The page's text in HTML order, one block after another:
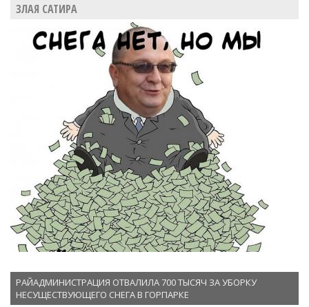
ЗЛАЯ САТИРА
РАЙАДМИНИСТРАЦИЯ ОТВАЛИЛА 700 ТЫСЯЧ ЗА УБОРКУ
НЕСУЩЕСТВУЮЩЕГО СНЕГА В ГОРПАРКЕ